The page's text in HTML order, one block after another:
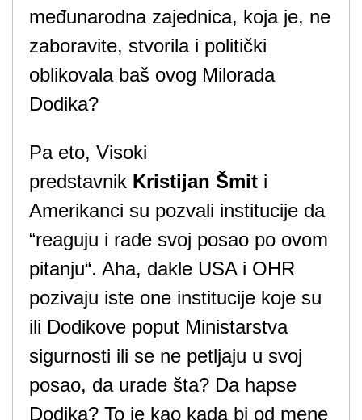
međunarodna zajednica, koja je, ne
zaboravite, stvorila i politički
oblikovala baš ovog Milorada
Dodika?
Pa eto, Visoki
predstavnik Kristijan Šmit i
Amerikanci su pozvali institucije da
“reaguju i rade svoj posao po ovom
pitanju“. Aha, dakle USA i OHR
pozivaju iste one institucije koje su
ili Dodikove poput Ministarstva
sigurnosti ili se ne petljaju u svoj
posao, da urade šta? Da hapse
Dodika? To je kao kada bi od mene